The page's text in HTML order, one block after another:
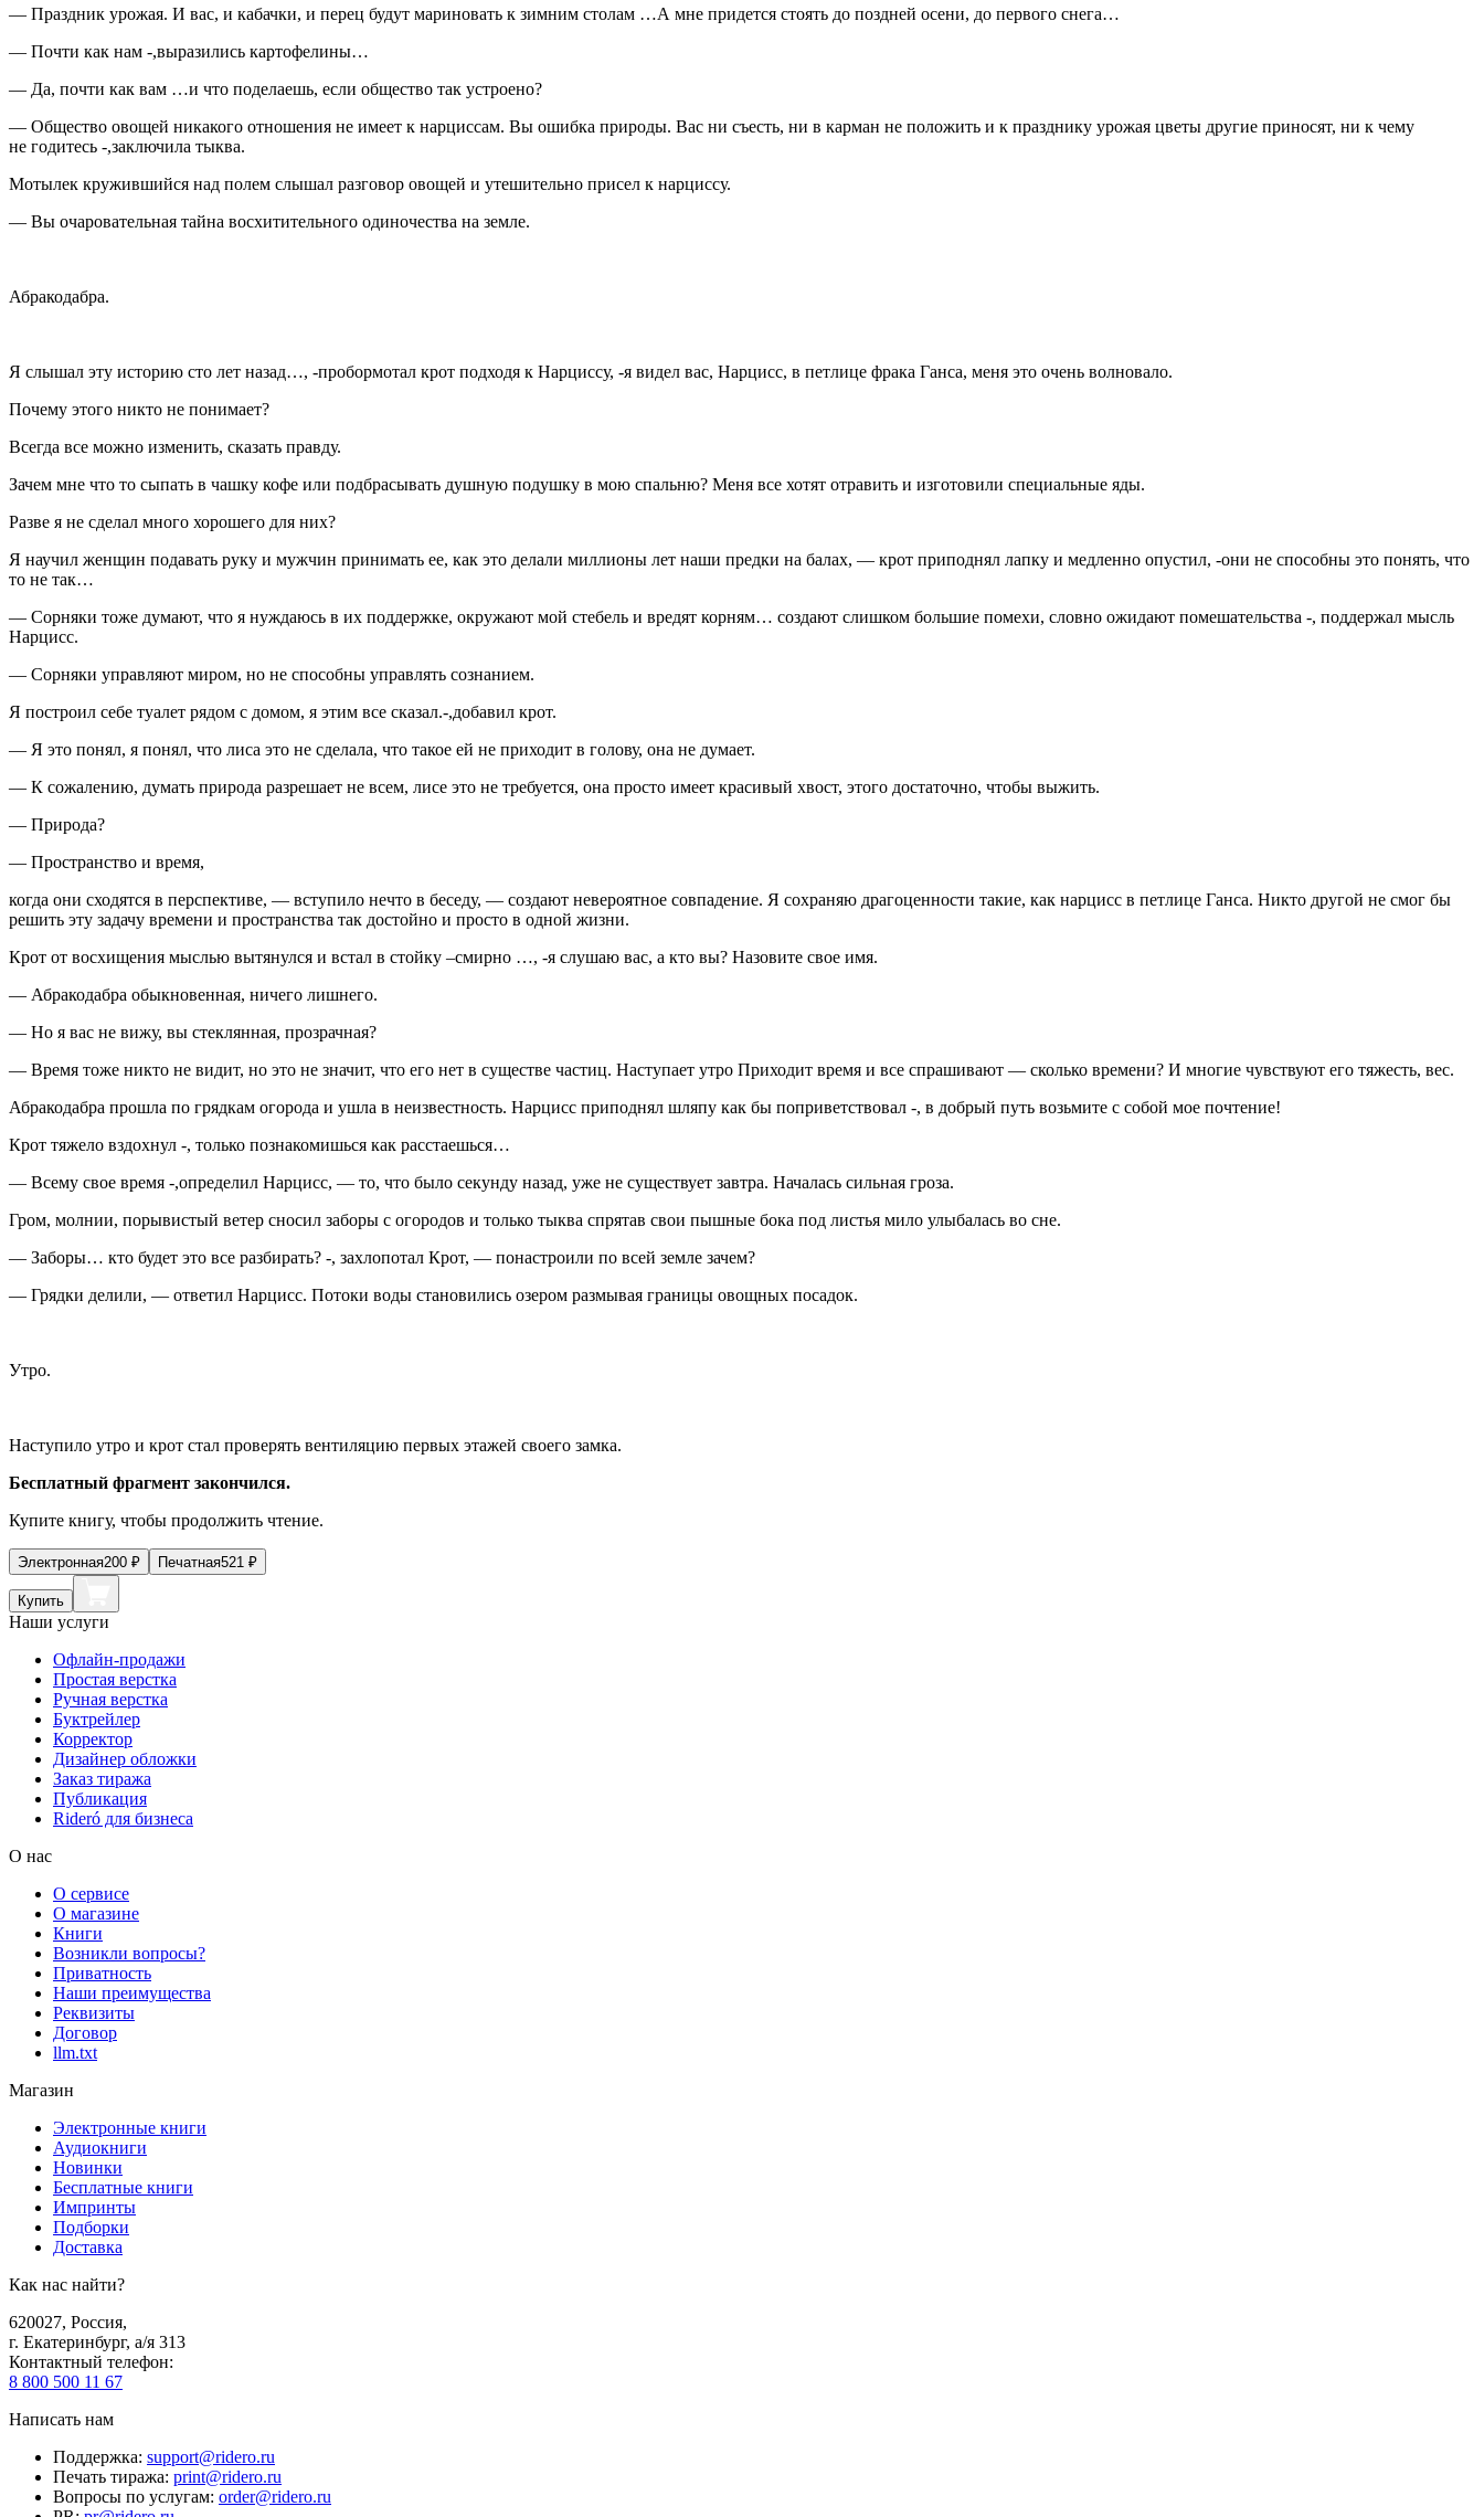
— Праздник урожая. И вас, и кабачки, и перец будут мариновать к зимним столам …А мне придется стоять до поздней осени, до первого снега…
— Почти как нам -,выразились картофелины…
— Да, почти как вам …и что поделаешь, если общество так устроено?
— Общество овощей никакого отношения не имеет к нарциссам. Вы ошибка природы. Вас ни съесть, ни в карман не положить и к празднику урожая цветы другие приносят, ни к чему
не годитесь -,заключила тыква.
Мотылек кружившийся над полем слышал разговор овощей и утешительно присел к нарциссу.
— Вы очаровательная тайна восхитительного одиночества на земле.
Абракодабра.
Я слышал эту историю сто лет назад…, -пробормотал крот подходя к Нарциссу, -я видел вас, Нарцисс, в петлице фрака Ганса, меня это очень волновало.
Почему этого никто не понимает?
Всегда все можно изменить, сказать правду.
Зачем мне что то сыпать в чашку кофе или подбрасывать душную подушку в мою спальню? Меня все хотят отравить и изготовили специальные яды.
Разве я не сделал много хорошего для них?
Я научил женщин подавать руку и мужчин принимать ее, как это делали миллионы лет наши предки на балах, — крот приподнял лапку и медленно опустил, -они не способны это понять, что
то не так…
— Сорняки тоже думают, что я нуждаюсь в их поддержке, окружают мой стебель и вредят корням… создают слишком большие помехи, словно ожидают помешательства -, поддержал мысль
Нарцисс.
— Сорняки управляют миром, но не способны управлять сознанием.
Я построил себе туалет рядом с домом, я этим все сказал.-,добавил крот.
— Я это понял, я понял, что лиса это не сделала, что такое ей не приходит в голову, она не думает.
— К сожалению, думать природа разрешает не всем, лисе это не требуется, она просто имеет красивый хвост, этого достаточно, чтобы выжить.
— Природа?
— Пространство и время,
когда они сходятся в перспективе, — вступило нечто в беседу, — создают невероятное совпадение. Я сохраняю драгоценности такие, как нарцисс в петлице Ганса. Никто другой не смог бы
решить эту задачу времени и пространства так достойно и просто в одной жизни.
Крот от восхищения мыслью вытянулся и встал в стойку –смирно …, -я слушаю вас, а кто вы? Назовите свое имя.
— Абракодабра обыкновенная, ничего лишнего.
— Но я вас не вижу, вы стеклянная, прозрачная?
— Время тоже никто не видит, но это не значит, что его нет в существе частиц. Наступает утро Приходит время и все спрашивают — сколько времени? И многие чувствуют его тяжесть, вес.
Абракодабра прошла по грядкам огорода и ушла в неизвестность. Нарцисс приподнял шляпу как бы поприветствовал -, в добрый путь возьмите с собой мое почтение!
Крот тяжело вздохнул -, только познакомишься как расстаешься…
— Всему свое время -,определил Нарцисс, — то, что было секунду назад, уже не существует завтра. Началась сильная гроза.
Гром, молнии, порывистый ветер сносил заборы с огородов и только тыква спрятав свои пышные бока под листья мило улыбалась во сне.
— Заборы… кто будет это все разбирать? -, захлопотал Крот, — понастроили по всей земле зачем?
— Грядки делили, — ответил Нарцисс. Потоки воды становились озером размывая границы овощных посадок.
Утро.
Наступило утро и крот стал проверять вентиляцию первых этажей своего замка.
Бесплатный фрагмент закончился.
Купите книгу, чтобы продолжить чтение.
Электронная200 ₽ Печатная521 ₽
Купить
Наши услуги
Офлайн-продажи
Простая верстка
Ручная верстка
Буктрейлер
Корректор
Дизайнер обложки
Заказ тиража
Публикация
Rideró для бизнеса
О нас
О сервисе
О магазине
Книги
Возникли вопросы?
Приватность
Наши преимущества
Реквизиты
Договор
llm.txt
Магазин
Электронные книги
Аудиокниги
Новинки
Бесплатные книги
Импринты
Подборки
Доставка
Как нас найти?
620027, Россия,
г. Екатеринбург, а/я 313
Контактный телефон:
8 800 500 11 67
Написать нам
Поддержка: support@ridero.ru
Печать тиража: print@ridero.ru
Вопросы по услугам: order@ridero.ru